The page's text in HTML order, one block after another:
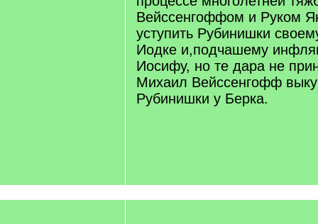
Вейссенгоффом и Руком
уступить Рубинишки
Иодке и,подчашему
Иосифу, но те дара не
Михаил Вейссенгофф
Рубинишки у Берка.